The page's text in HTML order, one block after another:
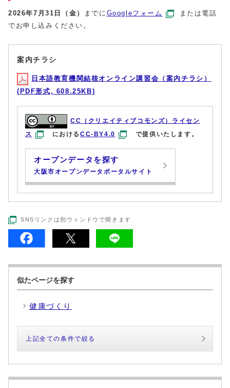
2026年7月31日（金） までに Googleフォーム
または電話
でお申し込みください。
案内チラシ
日本語教育機関結核オンライン講習会（案内チラシ）
(PDF形式, 608.25KB)
CC（クリエイティブコモンズ）ライセン
ス
におけるCC-BY4.0 で提供いたします。
オープンデータを探す
大阪市オープンデータポータルサイト
SNSリンクは別ウィンドウで開きます
似たページを探す
健康づくり
上記全ての条件で絞る